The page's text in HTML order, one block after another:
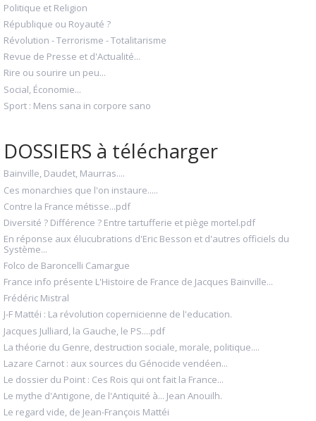
Politique et Religion
République ou Royauté ?
Révolution - Terrorisme - Totalitarisme
Revue de Presse et d'Actualité...
Rire ou sourire un peu...
Social, Économie...
Sport : Mens sana in corpore sano
DOSSIERS à télécharger
Bainville, Daudet, Maurras....
Ces monarchies que l'on instaure.....
Contre la France métisse...pdf
Diversité ? Différence ? Entre tartufferie et piège mortel.pdf
En réponse aux élucubrations d'Eric Besson et d'autres officiels du
Système...
Folco de Baroncelli Camargue
France info présente L'Histoire de France de Jacques Bainville...
Frédéric Mistral
J-F Mattéi : La révolution copernicienne de l'education.
Jacques Julliard, la Gauche, le PS....pdf
La théorie du Genre, destruction sociale, morale, politique....
Lazare Carnot : aux sources du Génocide vendéen...
Le dossier du Point : Ces Rois qui ont fait la France...
Le mythe d'Antigone, de l'Antiquité à... Jean Anouilh.
Le regard vide, de Jean-François Mattéi